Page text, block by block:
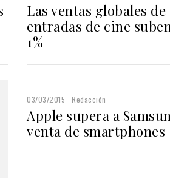
Las ventas globales de
entradas de cine
1%
03/03/2015 Redacción
Apple supera a
venta de smartphones